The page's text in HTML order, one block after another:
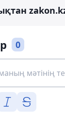
0